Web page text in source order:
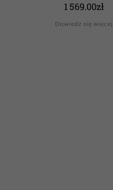
1 569.00zł
Dowiedz się więcej